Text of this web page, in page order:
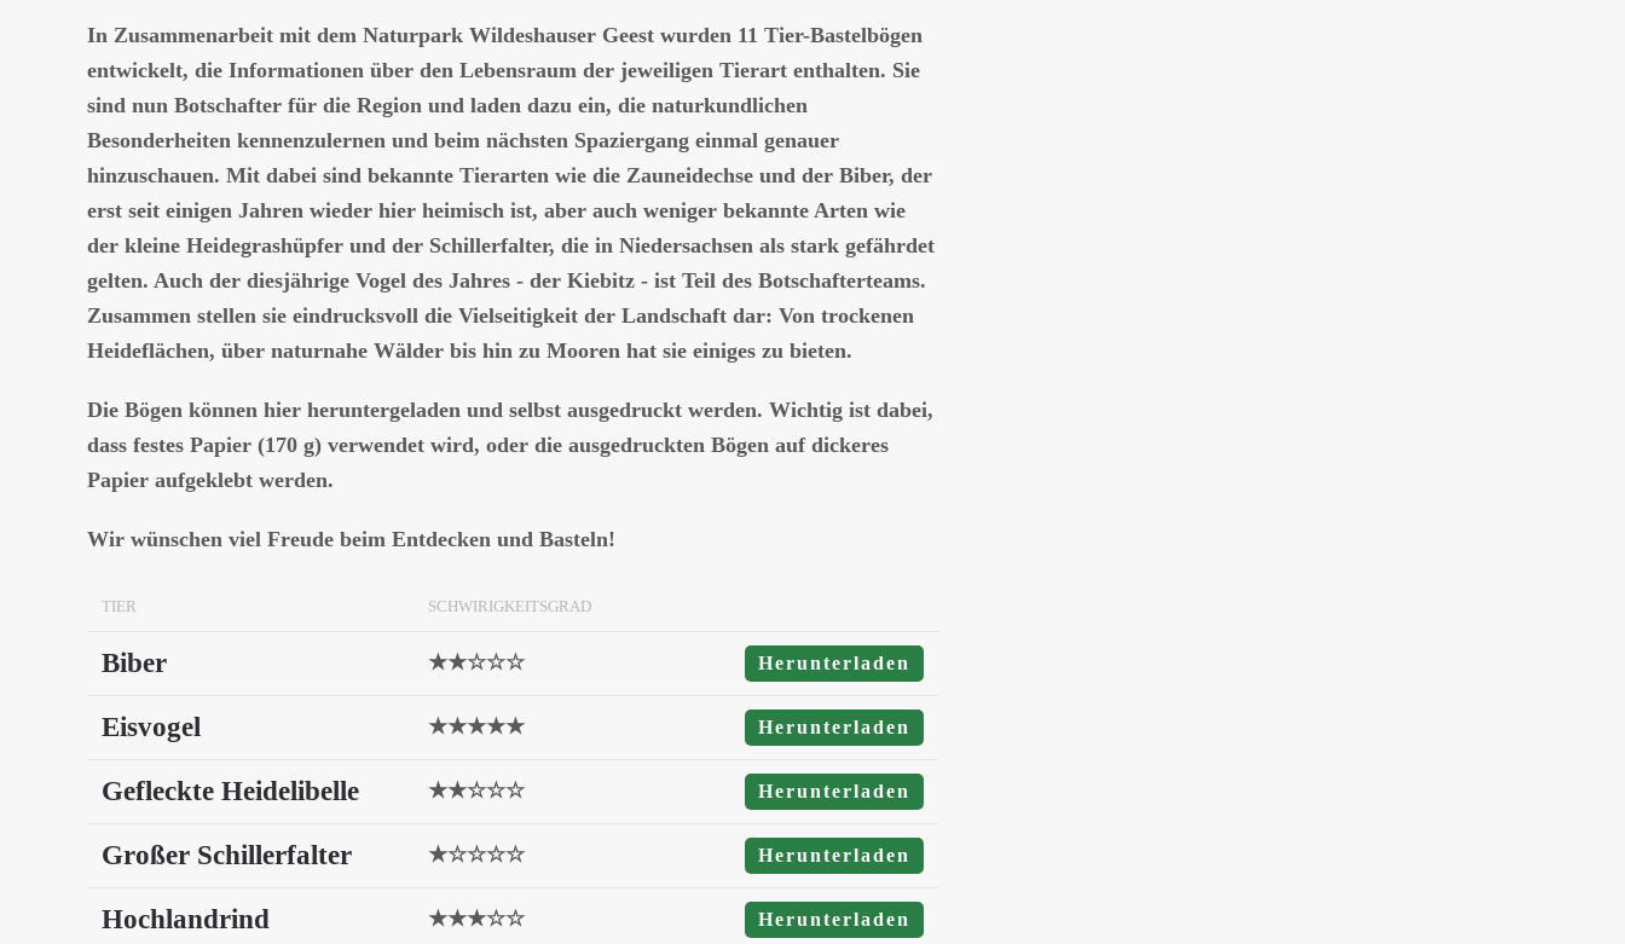
In Zusammenarbeit mit dem Naturpark Wildeshauser Geest wurden 11 Tier-Bastelbögen
entwickelt, die Informationen über den Lebensraum der jeweiligen Tierart enthalten. Sie
sind nun Botschafter für die Region und laden dazu ein, die naturkundlichen
Besonderheiten kennenzulernen und beim nächsten Spaziergang einmal genauer
hinzuschauen. Mit dabei sind bekannte Tierarten wie die Zauneidechse und der Biber, der
erst seit einigen Jahren wieder hier heimisch ist, aber auch weniger bekannte Arten wie
der kleine Heidegrashüpfer und der Schillerfalter, die in Niedersachsen als stark gefährdet
gelten. Auch der diesjährige Vogel des Jahres - der Kiebitz - ist Teil des Botschafterteams.
Zusammen stellen sie eindrucksvoll die Vielseitigkeit der Landschaft dar: Von trockenen
Heideflächen, über naturnahe Wälder bis hin zu Mooren hat sie einiges zu bieten.
Die Bögen können hier heruntergeladen und selbst ausgedruckt werden. Wichtig ist dabei,
dass festes Papier (170 g) verwendet wird, oder die ausgedruckten Bögen auf dickeres
Papier aufgeklebt werden.
Wir wünschen viel Freude beim Entdecken und Basteln!
TIER SCHWIRIGKEITSGRAD
Biber ★★☆☆☆ Herunterladen
Eisvogel ★★★★★ Herunterladen
Gefleckte Heidelibelle ★★☆☆☆ Herunterladen
Großer Schillerfalter ★☆☆☆☆ Herunterladen
Hochlandrind ★★★☆☆ Herunterladen